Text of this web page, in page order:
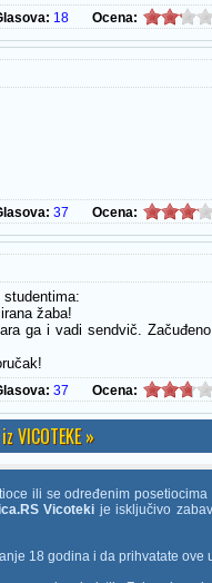
18 Ocena:
37 Ocena:
studentima:
žaba!
ga i vadi sendvič.
37 Ocena:
VICOTEKE »
ili se određenim posetiocima
Vicoteki je isključivo
18 godina i da prihvatate ove